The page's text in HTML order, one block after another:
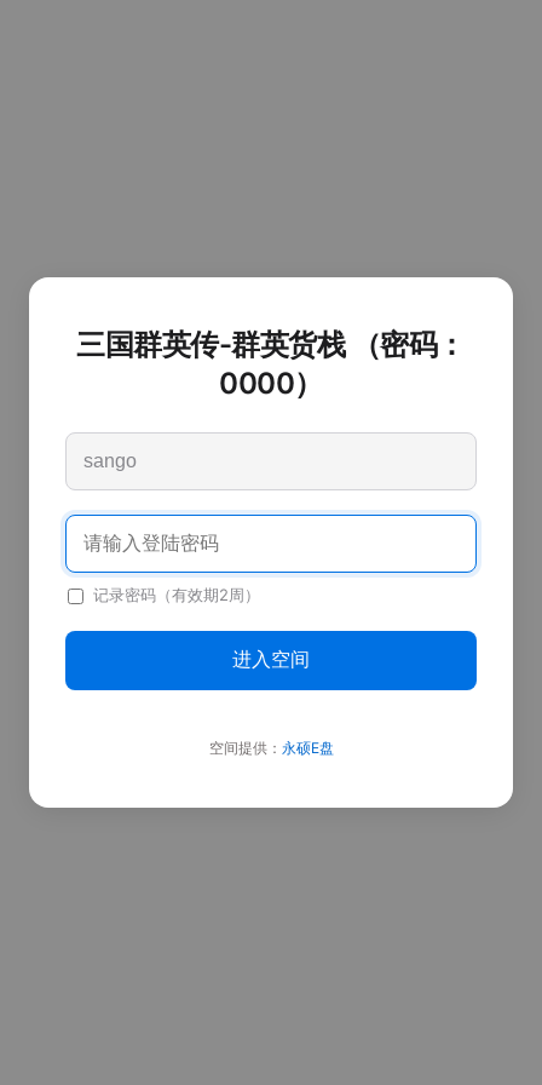
三国群英传-群英货栈 （密码：
0000）
记录密码（有效期2周）
进入空间
空间提供： 永硕E盘